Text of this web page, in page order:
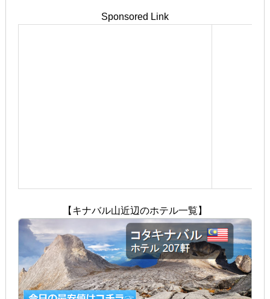
Sponsored Link
【キナバル山近辺のホテル一覧】